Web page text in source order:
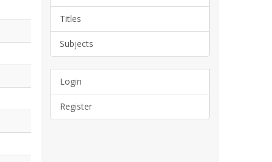
Titles
Subjects
Login
Register